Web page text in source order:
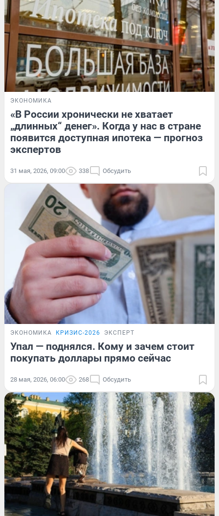
ЭКОНОМИКА
«В России хронически не хватает
„длинных“ денег». Когда у нас в стране
появится доступная ипотека — прогноз
экспертов
31 мая, 2026, 09:00 338 Обсудить
ЭКОНОМИКА КРИЗИС-2026 ЭКСПЕРТ
Упал — поднялся. Кому и зачем стоит
покупать доллары прямо сейчас
28 мая, 2026, 06:00 268 Обсудить